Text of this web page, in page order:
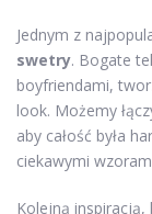
Jednym z
swetry. Bogate
boyfriendami,
look. Możemy
aby całość była
ciekawymi
Kolejną